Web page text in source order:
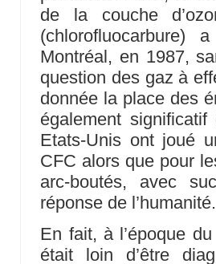
de la couche
Montréal, en 1987,
question des gaz à
donnée la place des
également
Etats-Unis ont joué
CFC alors que pour
arc-boutés, avec
réponse de l’humanité.
En fait, à l’époque
était loin d’être